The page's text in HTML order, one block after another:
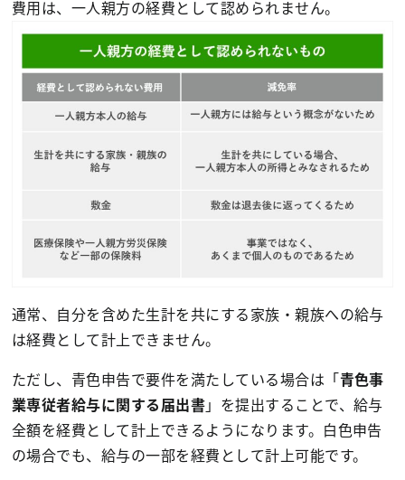
費用は、一人親方の経費として認められません。
通常、自分を含めた生計を共にする家族・親族への給与
は経費として計上できません。
ただし、青色申告で要件を満たしている場合は「青色事
業専従者給与に関する届出書 」を提出することで、給与
全額を経費として計上できるようになります。白色申告
の場合でも、給与の一部を経費として計上可能です。